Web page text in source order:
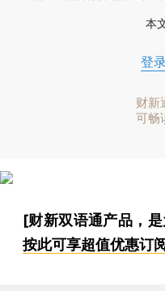
本
登
财新
可畅
[财新双语通产品，
按此可享超值优惠订